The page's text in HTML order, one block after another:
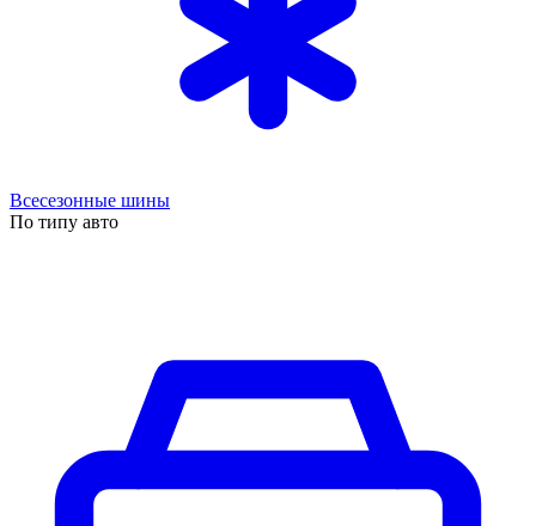
Всесезонные шины
По типу авто